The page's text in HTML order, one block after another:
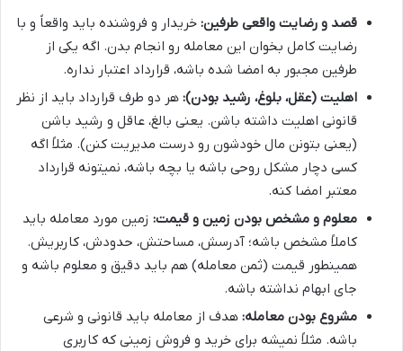
قصد و رضایت واقعی طرفین: خریدار و فروشنده باید واقعاً و با
رضایت کامل بخوان این معامله رو انجام بدن. اگه یکی از
طرفین مجبور به امضا شده باشه، قرارداد اعتبار نداره.
اهلیت (عقل، بلوغ، رشید بودن): هر دو طرف قرارداد باید از نظر
قانونی اهلیت داشته باشن. یعنی بالغ، عاقل و رشید باشن
(یعنی بتونن مال خودشون رو درست مدیریت کنن). مثلاً اگه
کسی دچار مشکل روحی باشه یا بچه باشه، نمیتونه قرارداد
معتبر امضا کنه.
معلوم و مشخص بودن زمین و قیمت: زمین مورد معامله باید
کاملاً مشخص باشه؛ آدرسش، مساحتش، حدودش، کاربریش.
همینطور قیمت (ثمن معامله) هم باید دقیق و معلوم باشه و
جای ابهام نداشته باشه.
مشروع بودن معامله: هدف از معامله باید قانونی و شرعی
باشه. مثلاً نمیشه برای خرید و فروش زمینی که کاربری